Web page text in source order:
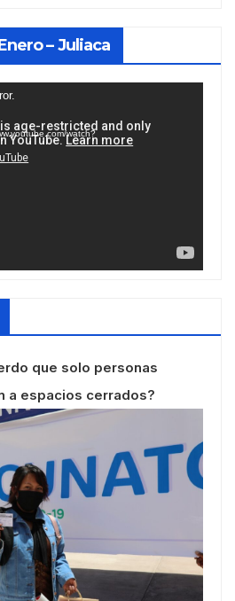
– Juliaca
watch?
que solo personas
a espacios cerrados?